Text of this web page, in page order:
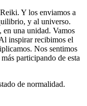
Y los enviamos a
y al universo.
en una unidad. Vamos
inspirar recibimos el
Nos sentimos
participando de esta
de normalidad.